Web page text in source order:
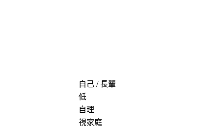
自己 / 長輩
低
自理
視家庭